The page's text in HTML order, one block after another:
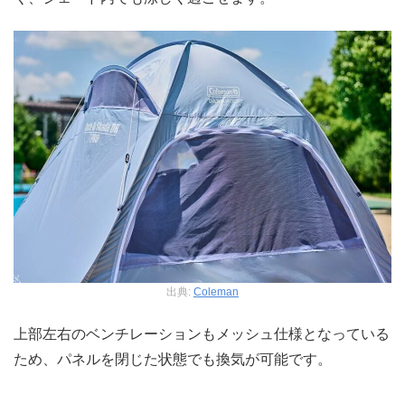
出典: Coleman
上部左右のベンチレーションもメッシュ仕様となっている
ため、パネルを閉じた状態でも換気が可能です。